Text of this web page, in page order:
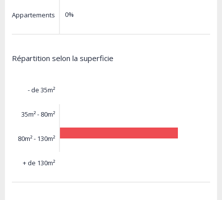
Appartements 0%
Répartition selon la superficie
- de 35m²
35m² - 80m²
80m² - 130m²
+ de 130m²